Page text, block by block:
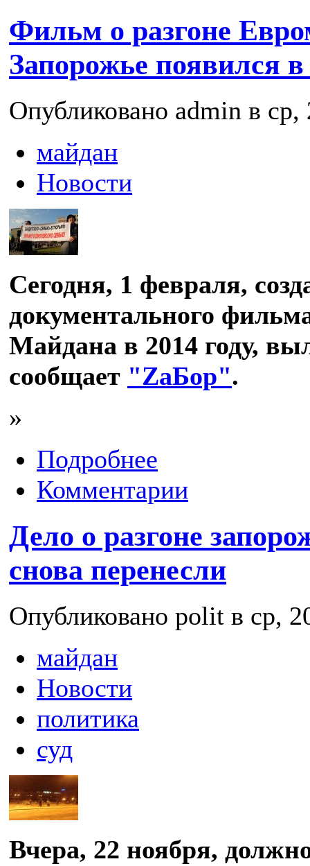
Фильм о разгоне
Запорожье появился
Опубликовано admin в
майдан
Новости
Сегодня, 1 февраля,
документального
Майдана в 2014 году,
сообщает "ZаБор".
»
Подробнее
Комментарии
Дело о разгоне
снова перенесли
Опубликовано polit в ср,
майдан
Новости
политика
суд
Вчера, 22 ноября,